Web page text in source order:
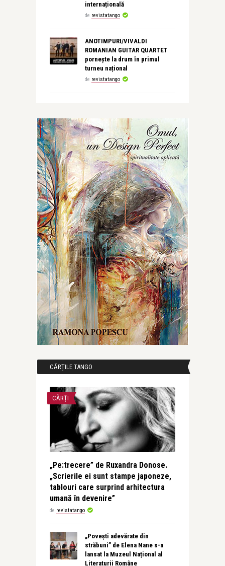
internațională
de revistatango
ANOTIMPURI/VIVALDI
ROMANIAN GUITAR QUARTET
pornește la drum în primul
turneu național
de revistatango
CĂRȚILE TANGO
CĂRȚI
„Pe:trecere” de Ruxandra Donose.
„Scrierile ei sunt stampe japoneze,
tablouri care surprind arhitectura
umană în devenire”
de revistatango
„Povești adevărate din
străbuni” de Elena Nane s-a
lansat la Muzeul Național al
Literaturii Române